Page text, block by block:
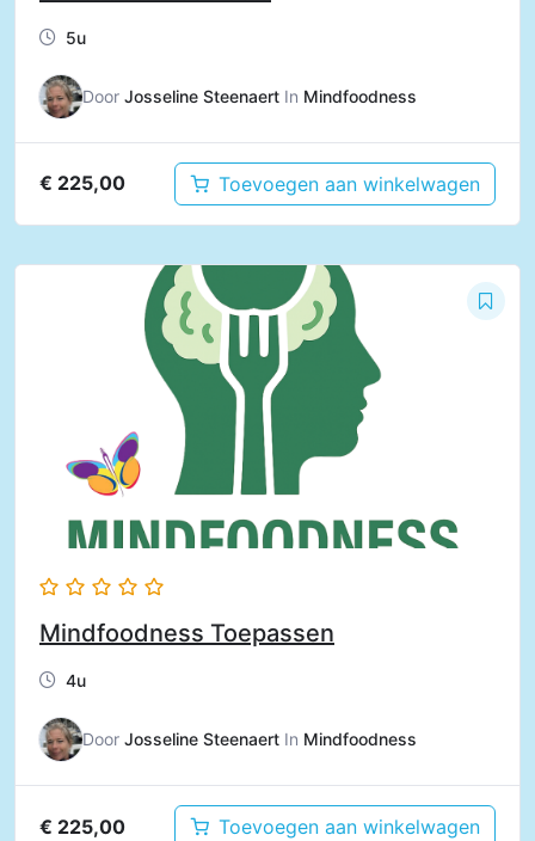
5u
Door Josseline Steenaert In Mindfoodness
€ 225,00 Toevoegen aan winkelwagen
Mindfoodness Toepassen
4u
Door Josseline Steenaert In Mindfoodness
€ 225,00 Toevoegen aan winkelwagen